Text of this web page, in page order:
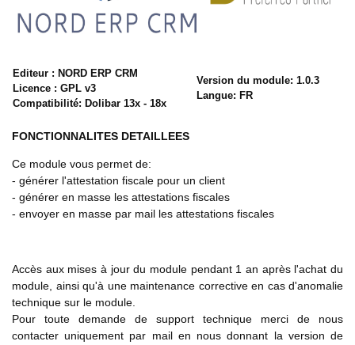
Editeur : NORD ERP CRM
Licence : GPL v3
Compatibilité: Dolibar 13x - 18x
Version du module: 1.0.3
Langue: FR
FONCTIONNALITES DETAILLEES
Ce module vous permet de:
- générer l'attestation fiscale pour un client
- générer en masse les attestations fiscales
- envoyer en masse par mail les attestations fiscales
Accès aux mises à jour du module pendant 1 an après l'achat du
module, ainsi qu'à une maintenance corrective en cas d'anomalie
technique sur le module.
Pour toute demande de support technique merci de nous
contacter uniquement par mail en nous donnant la version de